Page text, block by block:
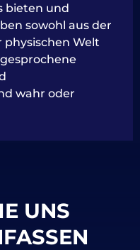
bieten und
sowohl aus der
physischen Welt
wahr oder
UNS